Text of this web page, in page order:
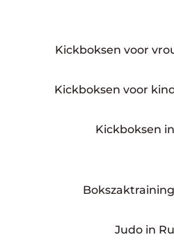
Kickboksen voor
Kickboksen voor
Kickboksen
Judo in